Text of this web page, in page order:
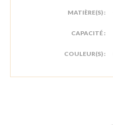
MATIÈRE(S) :
CAPACITÉ :
COULEUR(S) :